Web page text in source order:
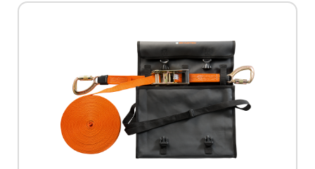
קו חיים נייד להתקנה מיידית וקלה עם
מנגנון ראצ'ט, עד 25 KN, באורך של עד
כ-20 מטרים | SKYLOTEC
יצרן: Skylotec
מק"ט:L-0329
תקן:EN 795-B
למידע נוסף